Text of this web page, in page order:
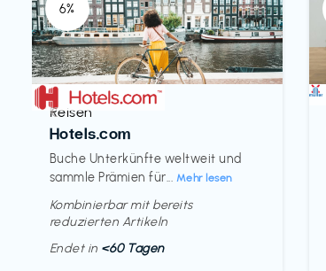
6%
Reisen
Hotels.com
Buche Unterkünfte weltweit und
sammle Prämien für... Mehr lesen
€‎
Kombinierbar mit bereits
reduzierten Artikeln
Endet in <60 Tagen